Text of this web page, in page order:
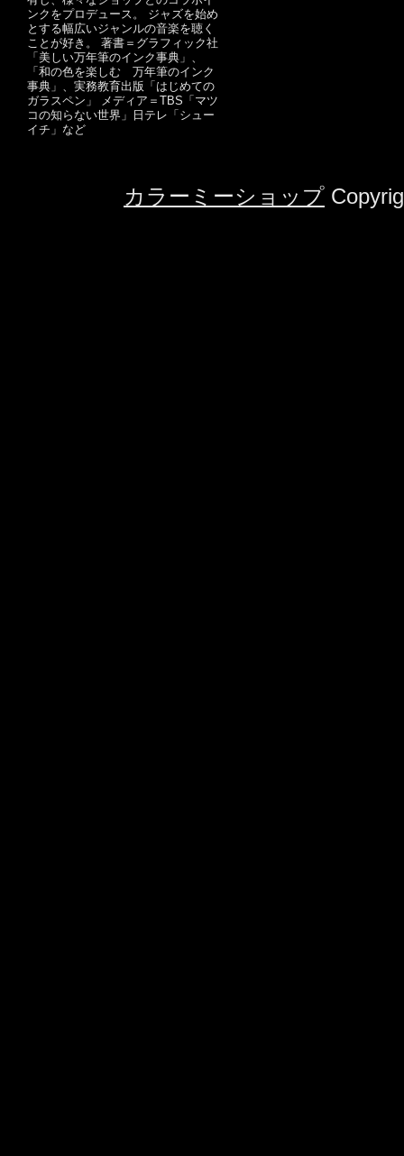
ンクをプロデュース。 ジャズを始め
とする幅広いジャンルの音楽を聴く
ことが好き。 著書＝グラフィック社
「美しい万年筆のインク事典」、
「和の色を楽しむ 万年筆のインク
事典」、実務教育出版「はじめての
ガラスペン」 メディア＝TBS「マツ
コの知らない世界」日テレ「シュー
イチ」など
カラーミーショップ